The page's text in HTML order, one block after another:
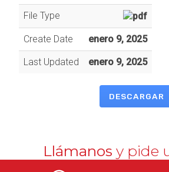
File Type
Create Date enero 9, 2025
Last Updated enero 9, 2025
DESCARGAR
Llámanos y pide